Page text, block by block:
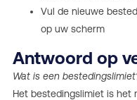
Vul de nieuwe
op uw scherm
Antwoord op
Wat is een
Het bestedingslimiet is het